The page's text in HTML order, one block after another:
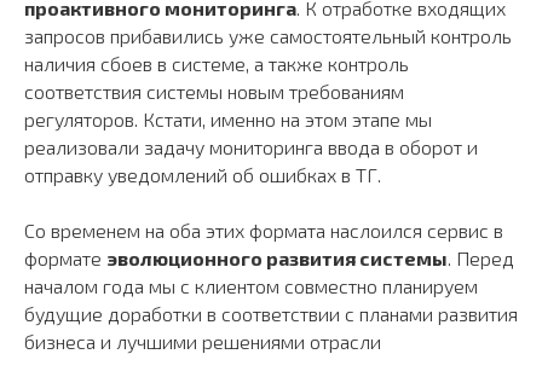
проактивного мониторинга. К отработке входящих
запросов прибавились уже самостоятельный контроль
наличия сбоев в системе, а также контроль
соответствия системы новым требованиям
регуляторов. Кстати, именно на этом этапе мы
реализовали задачу мониторинга ввода в оборот и
отправку уведомлений об ошибках в TГ.
Со временем на оба этих формата наслоился сервис в
формате эволюционного развития системы. Перед
началом года мы с клиентом совместно планируем
будущие доработки в соответствии с планами развития
бизнеса и лучшими решениями отрасли
ИНН 5260435669, ОГРН 1165275071830,
ОКВЭД 62.01
Согласие на обработку персональных данных
Требования Минцифры к сайтам ИТ-компаний
Гендир - Шишкин Андрей Александрович